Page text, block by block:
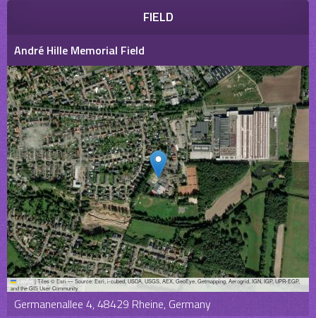
FIELD
André Hille Memorial Field
Leaflet |Tiles © Esri — Source: Esri, i-cubed, USDA, USGS, AEX, GeoEye, Getmapping, Aerogrid, IGN, IGP, UPR-EGP,
and the GIS User Community
Germanenallee 4, 48429 Rheine, Germany